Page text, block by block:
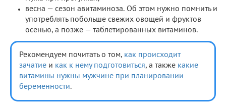
весна — сезон авитаминоза. Об этом нужно помнить и
употреблять побольше свежих овощей и фруктов
осенью, а позже — таблетированных витаминов.
Рекомендуем почитать о том, как происходит
зачатие и как к нему подготовиться, а также какие
витамины нужны мужчине при планировании
беременности.